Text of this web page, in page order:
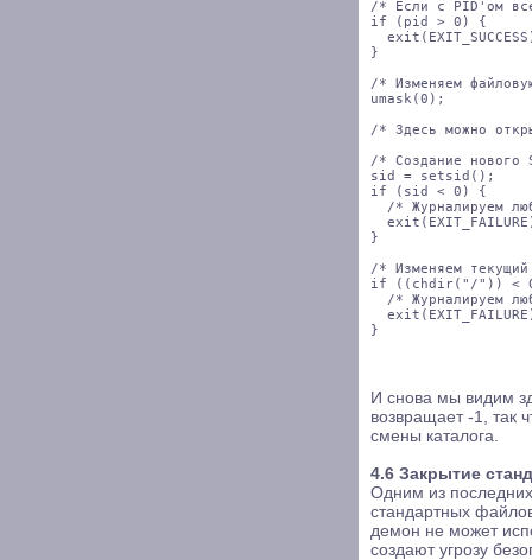
/* Если с PID'ом
if (pid > 0) {
}
/* Изменяем
umask(0);
/* Здесь можно
/* Создание нового
sid = setsid();
if (sid < 0) {
/* Журналируем
}
/* Изменяем
if ((chdir("/")) <
/* Журналируем
И снова мы видим
возвращает -1, так
смены каталога.
4.6 Закрытие
Одним из
стандартных
демон не может
создают угрозу